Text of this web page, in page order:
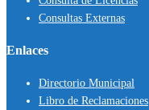
Consultas Externas
Enlaces
Directorio Municipal
Libro de Reclamaciones